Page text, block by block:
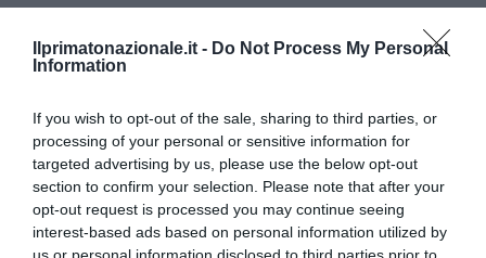
Ilprimatonazionale.it - Do Not Process My Personal
Information
If you wish to opt-out of the sale, sharing to third parties, or
processing of your personal or sensitive information for
targeted advertising by us, please use the below opt-out
section to confirm your selection. Please note that after your
opt-out request is processed you may continue seeing
interest-based ads based on personal information utilized by
Caldo e Covid: sottrarsi alla manipolazione per tornare
all’attacco
next post
SMS per il business: 5 spunti per il marketing diretto